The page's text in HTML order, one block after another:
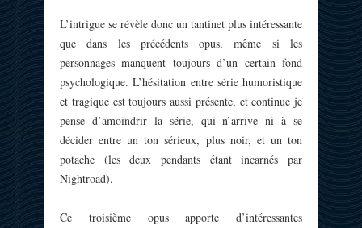
L’intrigue se révèle donc un tantinet plus intéressante
que dans les précédents opus, même si les
personnages manquent toujours d’un certain fond
psychologique. L’hésitation entre série humoristique
et tragique est toujours aussi présente, et continue je
pense d’amoindrir la série, qui n’arrive ni à se
décider entre un ton sérieux, plus noir, et un ton
potache (les deux pendants étant incarnés par
Nightroad).
Ce troisième opus apporte d’intéressantes